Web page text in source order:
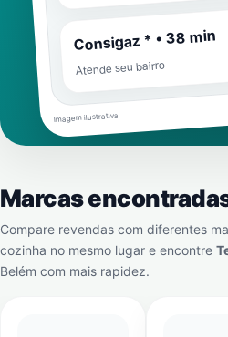
Consigaz * • 38 min
Atende seu bairro
Imagem ilustrativa
Marcas
Compare revendas com diferentes
cozinha no mesmo lugar e encontre
Belém com mais rapidez.